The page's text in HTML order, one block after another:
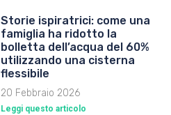
Storie ispiratrici: come una
famiglia ha ridotto la
bolletta dell’acqua del 60%
utilizzando una cisterna
flessibile
20 Febbraio 2026
Leggi questo articolo